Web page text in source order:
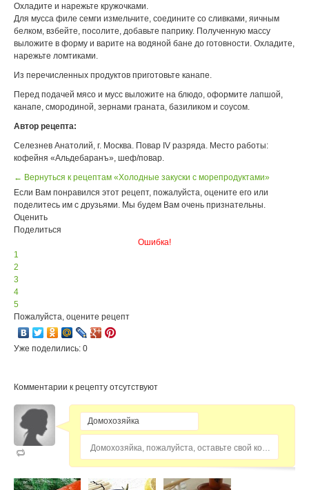
Охладите и нарежьте кружочками.
Для мусса филе семги измельчите, соедините со сливками, яичным
белком, взбейте, посолите, добавьте паприку. Полученную массу
выложите в форму и варите на водяной бане до готовности. Охладите,
нарежьте ломтиками.
Из перечисленных продуктов приготовьте канапе.
Перед подачей мясо и мусс выложите на блюдо, оформите лапшой,
канапе, смородиной, зернами граната, базиликом и соусом.
Автор рецепта:
Селезнев Анатолий, г. Москва. Повар IV разряда. Место работы:
кофейня «Альдебаранъ», шеф/повар.
← Вернуться к рецептам «Холодные закуски с морепродуктами»
Если Вам понравился этот рецепт, пожалуйста, оцените его или
поделитесь им с друзьями. Мы будем Вам очень признательны.
Оценить
Поделиться
Ошибка!
1
2
3
4
5
Пожалуйста, оцените рецепт
Уже поделились: 0
Комментарии к рецепту отсутствуют